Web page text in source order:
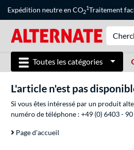
Expédition neutre en CO2
1Traitement
Toutes les catégories
L'article n'est pas
Si vous êtes intéressé par un produit
numéro de téléphone : +49 (0) 6403 -
Page d'accueil